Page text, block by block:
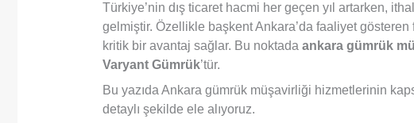
Türkiye’nin dış ticaret hacmi her geçen yıl artarken,
gelmiştir. Özellikle başkent Ankara’da faaliyet
kritik bir avantaj sağlar. Bu noktada ankara gümrük
Varyant Gümrük’tür.
Bu yazıda Ankara gümrük müşavirliği hizmetlerinin
detaylı şekilde ele alıyoruz.